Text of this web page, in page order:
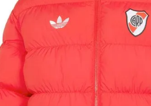
camiseta river
9
river
10
aniversario